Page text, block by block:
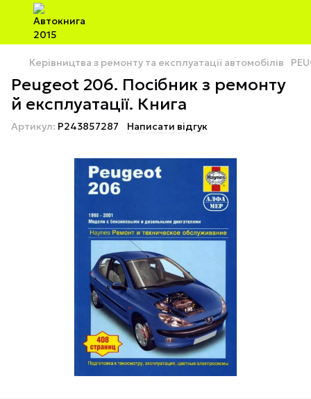
Керівництва з ремонту та експлуатації автомобілів
Peugeot 206. Посібник з ремонту
й експлуатації. Книга
Артикул: P243857287 Написати відгук